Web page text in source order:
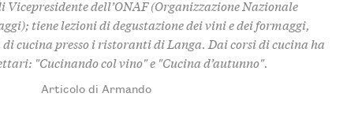
Vicepresidente dell’ONAF (Organizzazione Nazionale
tiene lezioni di degustazione dei vini e dei formaggi,
cucina presso i ristoranti di Langa. Dai corsi di cucina ha
"Cucinando col vino" e "Cucina d’autunno".
Articolo di Armando